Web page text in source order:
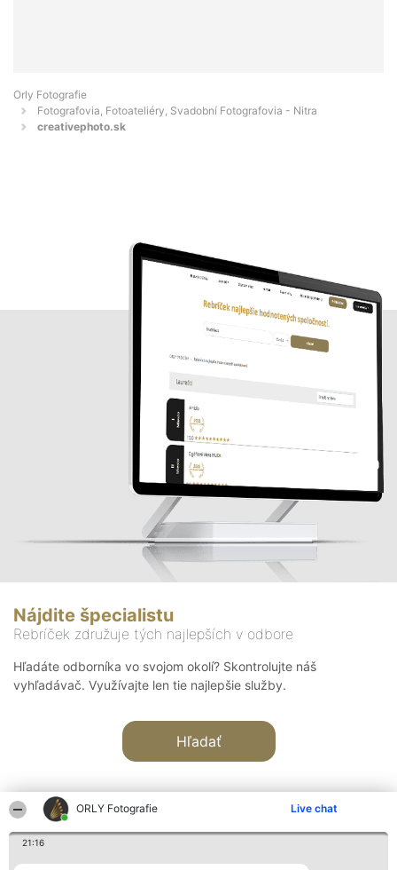
ORLY Fotografie Live chat
21:16
Orly Fotografie
Fotografovia, Fotoateliéry, Svadobní Fotografovia - Nitra
creativephoto.sk
Nájdite špecialistu
Rebríček združuje tých najlepších v odbore
Hľadáte odborníka vo svojom okolí? Skontrolujte náš
vyhľadávač. Využívajte len tie najlepšie služby.
Hľadať